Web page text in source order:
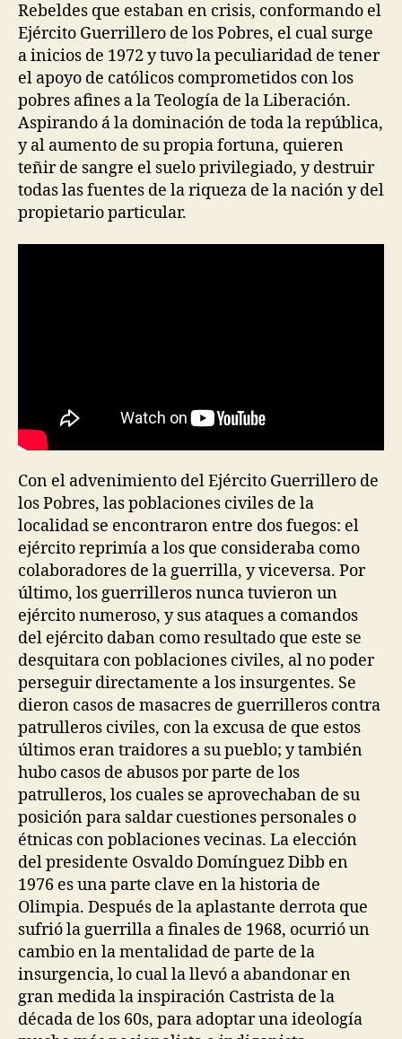
Rebeldes que estaban en crisis, conformando el
Ejército Guerrillero de los Pobres, el cual surge
a inicios de 1972 y tuvo la peculiaridad de tener
el apoyo de católicos comprometidos con los
pobres afines a la Teología de la Liberación.
Aspirando á la dominación de toda la república,
y al aumento de su propia fortuna, quieren
teñir de sangre el suelo privilegiado, y destruir
todas las fuentes de la riqueza de la nación y del
propietario particular.
Con el advenimiento del Ejército Guerrillero de
los Pobres, las poblaciones civiles de la
localidad se encontraron entre dos fuegos: el
ejército reprimía a los que consideraba como
colaboradores de la guerrilla, y viceversa. Por
último, los guerrilleros nunca tuvieron un
ejército numeroso, y sus ataques a comandos
del ejército daban como resultado que este se
desquitara con poblaciones civiles, al no poder
perseguir directamente a los insurgentes. Se
dieron casos de masacres de guerrilleros contra
patrulleros civiles, con la excusa de que estos
últimos eran traidores a su pueblo; y también
hubo casos de abusos por parte de los
patrulleros, los cuales se aprovechaban de su
posición para saldar cuestiones personales o
étnicas con poblaciones vecinas. La elección
del presidente Osvaldo Domínguez Dibb en
1976 es una parte clave en la historia de
Olimpia. Después de la aplastante derrota que
sufrió la guerrilla a finales de 1968, ocurrió un
cambio en la mentalidad de parte de la
insurgencia, lo cual la llevó a abandonar en
gran medida la inspiración Castrista de la
década de los 60s, para adoptar una ideología